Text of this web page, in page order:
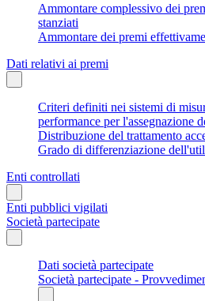
Ammontare complessivo dei
stanziati
Ammontare dei premi
Dati relativi ai premi
Criteri definiti nei sistemi di
performance per l'assegnazione
Distribuzione del trattamento
Grado di differenziazione
Enti controllati
Enti pubblici vigilati
Società partecipate
Dati società partecipate
Società partecipate -